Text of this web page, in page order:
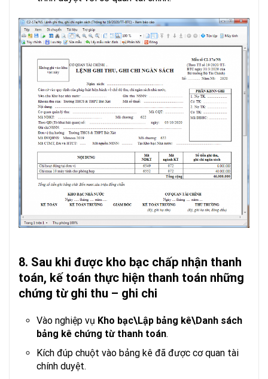
8. Sau khi được kho bạc chấp nhận thanh
toán, kế toán thực hiện thanh toán những
chứng từ ghi thu – ghi chi
Vào nghiệp vụ Kho bạc\Lập bảng kê\Danh sách
bảng kê chứng từ thanh toán.
Kích đúp chuột vào bảng kê đã được cơ quan tài
chính duyệt.